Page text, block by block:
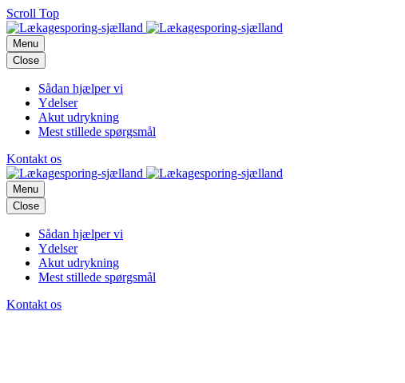
Scroll Top
Menu
Close
Sådan hjælper vi
Ydelser
Akut udrykning
Mest stillede spørgsmål
Kontakt os
Menu
Close
Sådan hjælper vi
Ydelser
Akut udrykning
Mest stillede spørgsmål
Kontakt os